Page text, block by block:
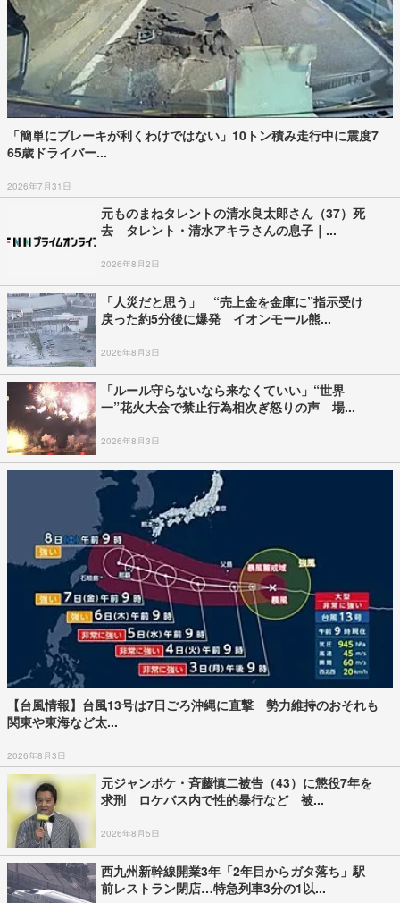
「簡単にブレーキが利くわけではない」10トン積み走行中に震度7
65歳ドライバー...
2026年7月31日
元ものまねタレントの清水良太郎さん（37）死
去 タレント・清水アキラさんの息子｜...
2026年8月2日
「人災だと思う」 “売上金を金庫に”指示受け
戻った約5分後に爆発 イオンモール熊...
2026年8月3日
「ルール守らないなら来なくていい」“世界
一”花火大会で禁止行為相次ぎ怒りの声 場...
2026年8月3日
【台風情報】台風13号は7日ごろ沖縄に直撃 勢力維持のおそれも
関東や東海など太...
2026年8月3日
元ジャンポケ・斉藤慎二被告（43）に懲役7年を
求刑 ロケバス内で性的暴行など 被...
2026年8月5日
西九州新幹線開業3年「2年目からガタ落ち」駅
前レストラン閉店…特急列車3分の1以...